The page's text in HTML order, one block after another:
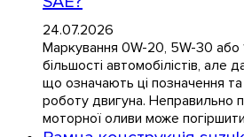
24.07.2026
Маркування 0W-20, 5W-30 або
більшості автомобілістів, але
що означають ці позначення
роботу двигуна. Неправильно
моторної оливи може